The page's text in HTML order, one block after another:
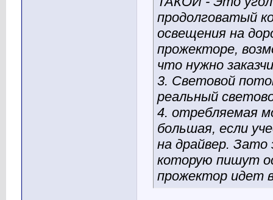
продолговатый
освещения на
прожекторе,
что нужно
3. Световой
реальный
4. отребляемая
большая, если
на драйвер.
которую пишут
прожектор идет